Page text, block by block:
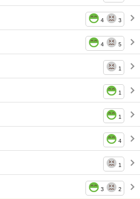
4 3
4 5
1
1
1
4
1
3 2